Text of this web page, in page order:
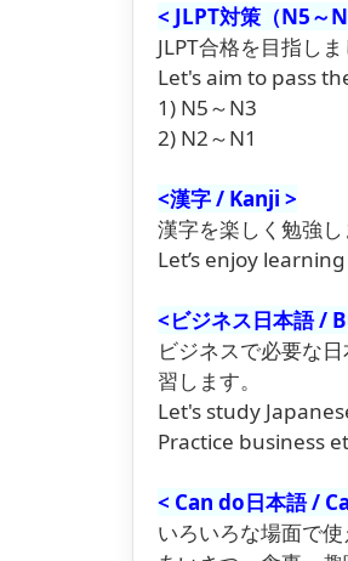
< JLPT対策（N5～
JLPT合格を目指しま
Let's aim to pass
1) N5～N3
2) N2～N1
<漢字 / Kanji >
漢字を楽しく勉強し
Let’s enjoy
<ビジネス日本語 /
ビジネスで必要な
習します。
Let's study
Practice business
< Can do日本語 /
いろいろな場面で使